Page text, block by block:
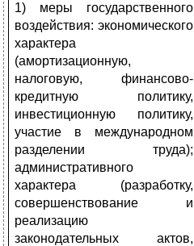
1) меры государственного
воздействия: экономического
характера
(амортизационную,
налоговую, финансово-
кредитную политику,
инвестиционную политику,
участие в международном
разделении труда);
административного
характера (разработку,
совершенствование и
реализацию
законодательных актов,